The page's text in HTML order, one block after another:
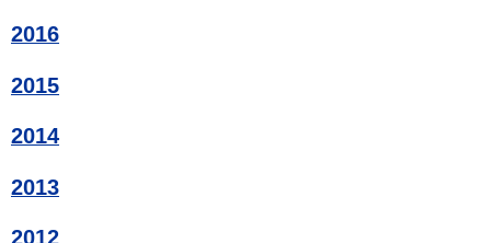
2016
2015
2014
2013
2012